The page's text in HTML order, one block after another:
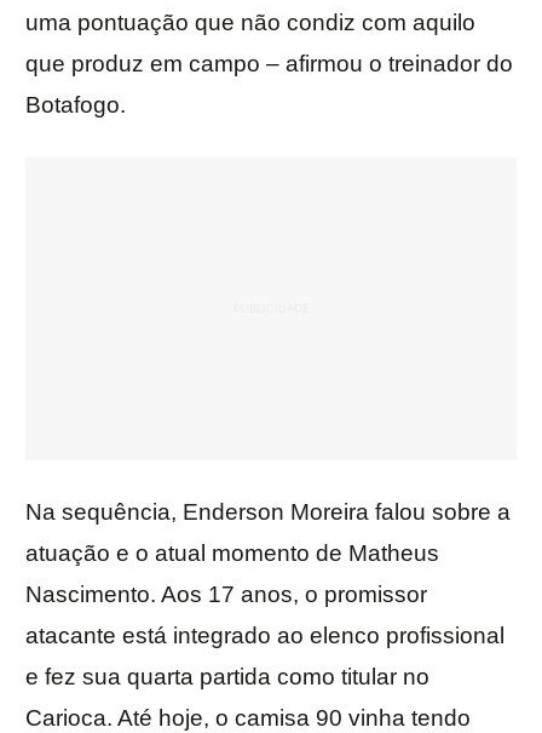
uma pontuação que não condiz com aquilo
que produz em campo – afirmou o treinador do
Botafogo.
Na sequência, Enderson Moreira falou sobre a
atuação e o atual momento de Matheus
Nascimento. Aos 17 anos, o promissor
atacante está integrado ao elenco profissional
e fez sua quarta partida como titular no
Carioca. Até hoje, o camisa 90 vinha tendo